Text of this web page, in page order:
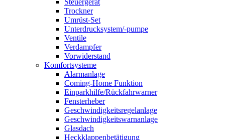
Steuergerät
Trockner
Umrüst-Set
Unterdrucksystem/-pumpe
Ventile
Verdampfer
Vorwiderstand
Komfortsysteme
Alarmanlage
Coming-Home Funktion
Einparkhilfe/Rückfahrwarner
Fensterheber
Geschwindigkeitsregelanlage
Geschwindigkeitswarnanlage
Glasdach
Heckklappenbetätigung